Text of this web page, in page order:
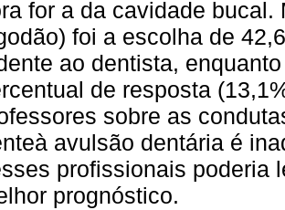
for a da cavidade
foi a escolha de
ao dentista,
de resposta
sobre as
avulsão dentária é
profissionais poderia
prognóstico.